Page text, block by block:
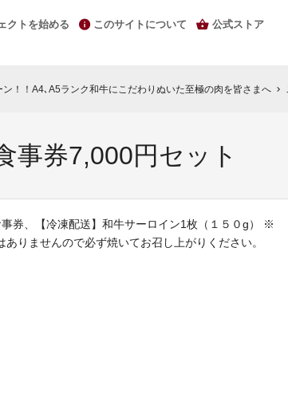
クトを始める このサイトについて 公式ストア
！！A4､A5ランク和牛にこだわりぬいた至極の肉を皆さまへ chevron_right
事券7,000円セット
券、【冷凍配送】和牛サーロイン1枚（１５０g） ※
ありませんので必ず焼いてお召し上がりください。